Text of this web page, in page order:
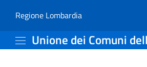
Maura Ferrati
Regione Lombardia(apre in un'altra